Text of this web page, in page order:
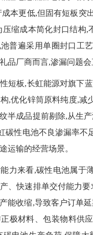
成本更低,但固有短板
压缩成本简化封口结构
普遍采用单圈封口工
品厂商而言,渗漏问题
板,长虹能源对旗下
,优化锌筒原料纯度,减
半成品提前剔除,从生
碳性电池不良渗漏率
运输的经营场景。
来看,碳性电池属于薄
、快速排单交付能力
能收缩,导致客户订单
极材料、包装物料供